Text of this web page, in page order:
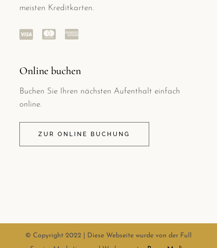
meisten Kreditkarten.
Online buchen
Buchen Sie Ihren nächsten Aufenthalt einfach
online.
ZUR ONLINE BUCHUNG
© Copyright 2022 | Diese Webseite wurde von der Full